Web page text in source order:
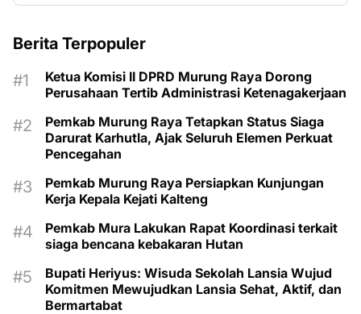
Berita Terpopuler
Ketua Komisi II DPRD Murung Raya Dorong
Perusahaan Tertib Administrasi Ketenagakerjaan
Pemkab Murung Raya Tetapkan Status Siaga
Darurat Karhutla, Ajak Seluruh Elemen Perkuat
Pencegahan
Pemkab Murung Raya Persiapkan Kunjungan
Kerja Kepala Kejati Kalteng
Pemkab Mura Lakukan Rapat Koordinasi terkait
siaga bencana kebakaran Hutan
Bupati Heriyus: Wisuda Sekolah Lansia Wujud
Komitmen Mewujudkan Lansia Sehat, Aktif, dan
Bermartabat